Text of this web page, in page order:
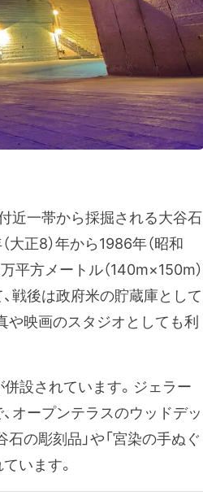
近一帯から採掘される大谷石
正8）年から1986年（昭和
平方メートル（140m×150m）
戦後は政府米の貯蔵庫として
や映画のスタジオとしても利
併設されています。ジェラー
オープンテラスのウッドデッ
の彫刻品」や「宮染の手ぬぐ
います。